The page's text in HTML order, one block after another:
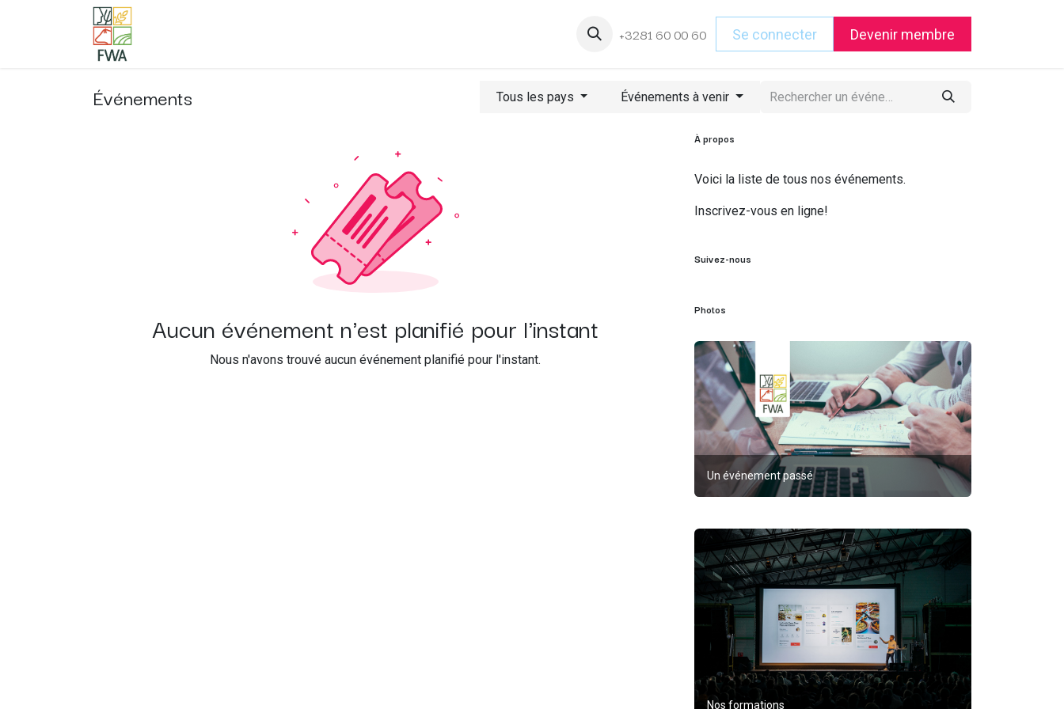
+3281 60 00 60 Se connecter Devenir membre
Événements Tous les pays Événements à venir
Aucun événement n'est planifié pour l'instant
Nous n'avons trouvé aucun événement planifié pour l'instant.
À propos
Voici la liste de tous nos événements.
Inscrivez-vous en ligne!
Suivez-nous
Photos
Un événement passé
Nos formations